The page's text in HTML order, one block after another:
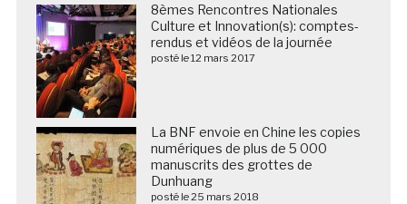
8èmes Rencontres Nationales
Culture et Innovation(s): comptes-
rendus et vidéos de la journée
posté le 12 mars 2017
La BNF envoie en Chine les copies
numériques de plus de 5 000
manuscrits des grottes de
Dunhuang
posté le 25 mars 2018